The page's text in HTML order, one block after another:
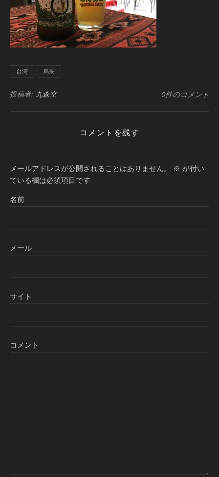
台湾 烏来
投稿者: 九森空 0件のコメント
コメントを残す
メールアドレスが公開されることはありません。 ※ が付い
ている欄は必須項目です
名前
メール
サイト
コメント